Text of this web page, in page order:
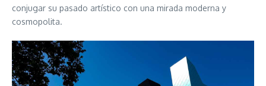
conjugar su pasado artístico con una mirada moderna y
cosmopolita.